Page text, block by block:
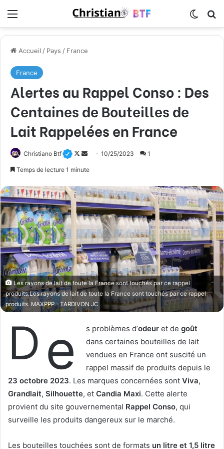
Accueil / Pays / France
France
Alertes au Rappel Conso : Des
Centaines de Bouteilles de
Lait Rappelées en France
Christiano Btf
F
l
o
w
o
n
X
o
y
e
r
u
n
c
o
u
r
r
e
l
10/25/2023 1
Temps de lecture 1 minute
Les rayons de lait de toute la France sont touchés par ce rappel
produits.Les rayons de lait de toute la France sont touchés par ce rappel
produits. MAXPPP - TARDIVON JC
De s problèmes d’odeur et de goût
dans certaines bouteilles de lait
vendues en France ont suscité un
rappel massif de produits depuis le
23 octobre 2023. Les marques concernées sont Viva,
Grandlait, Silhouette, et Candia Maxi. Cette alerte
provient du site gouvernemental Rappel Conso, qui
surveille les produits dangereux sur le marché.
Les bouteilles touchées sont de formats un litre et 1,5 litre